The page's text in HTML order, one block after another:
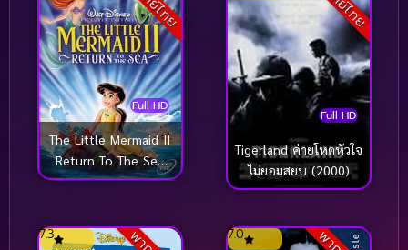
Full HD
The Little Mermaid II
Return To The Sea
เงือกน้อยผจญภัย 2
(2000)
Full HD
Tigerland ค่ายโหดหัวใจ
ไม่ยอมสยบ (2000)
7.3 7.0